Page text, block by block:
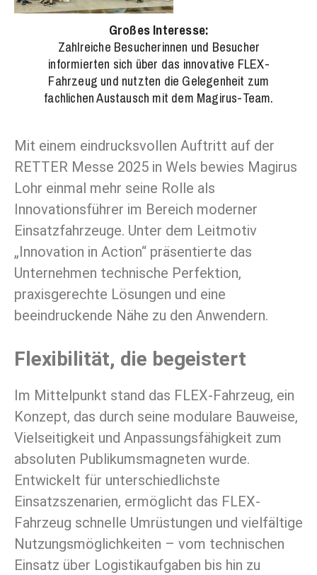
Großes Interesse:
Zahlreiche Besucherinnen und Besucher
informierten sich über das innovative FLEX-
Fahrzeug und nutzten die Gelegenheit zum
fachlichen Austausch mit dem Magirus-Team.
Mit einem eindrucksvollen Auftritt auf der
RETTER Messe 2025 in Wels bewies Magirus
Lohr einmal mehr seine Rolle als
Innovationsführer im Bereich moderner
Einsatzfahrzeuge. Unter dem Leitmotiv
„Innovation in Action“ präsentierte das
Unternehmen technische Perfektion,
praxisgerechte Lösungen und eine
beeindruckende Nähe zu den Anwendern.
Flexibilität, die begeistert
Im Mittelpunkt stand das FLEX-Fahrzeug, ein
Konzept, das durch seine modulare Bauweise,
Vielseitigkeit und Anpassungsfähigkeit zum
absoluten Publikumsmagneten wurde.
Entwickelt für unterschiedlichste
Einsatzszenarien, ermöglicht das FLEX-
Fahrzeug schnelle Umrüstungen und vielfältige
Nutzungsmöglichkeiten – vom technischen
Einsatz über Logistikaufgaben bis hin zu